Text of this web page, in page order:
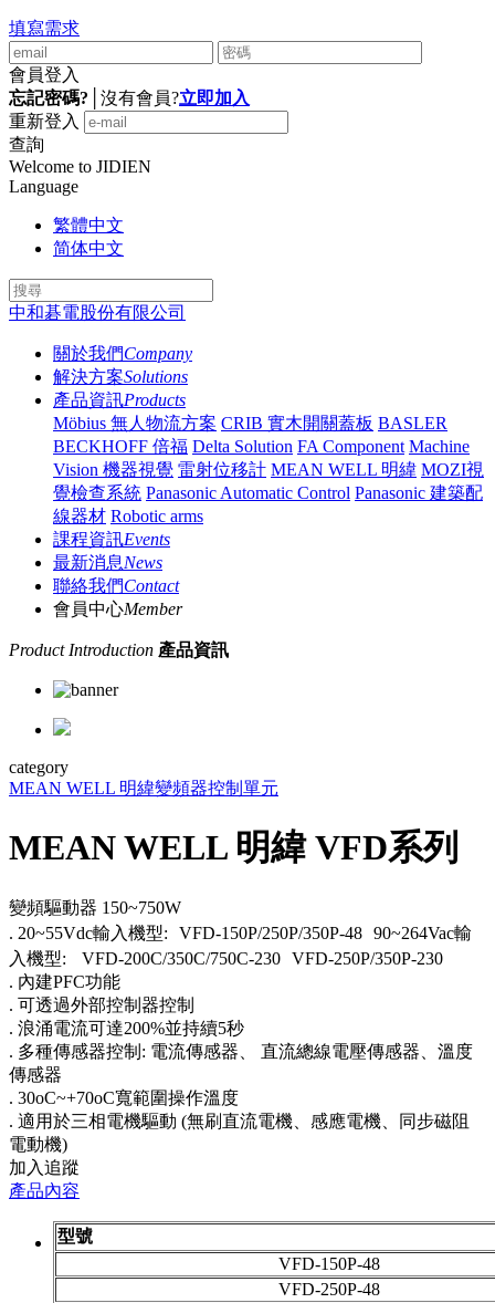
填寫需求
會員登入
忘記密碼?
沒有會員?立即加入
重新登入
查詢
Welcome to JIDIEN
Language
繁體中文
简体中文
中和碁電股份有限公司
關於我們Company
解決方案Solutions
產品資訊Products
Möbius 無人物流方案 CRIB 實木開關蓋板 BASLER
BECKHOFF 倍福 Delta Solution FA Component Machine
Vision 機器視覺 雷射位移計 MEAN WELL 明緯 MOZI視
覺檢查系統 Panasonic Automatic Control Panasonic 建築配
線器材 Robotic arms
課程資訊Events
最新消息News
聯絡我們Contact
會員中心Member
Product Introduction 產品資訊
category
MEAN WELL 明緯變頻器控制單元
MEAN WELL 明緯 VFD系列
變頻驅動器 150~750W
. 20~55Vdc輸入機型: VFD-150P/250P/350P-48 90~264Vac輸
入機型: VFD-200C/350C/750C-230 VFD-250P/350P-230
. 內建PFC功能
. 可透過外部控制器控制
. 浪涌電流可達200%並持續5秒
. 多種傳感器控制: 電流傳感器、 直流總線電壓傳感器、溫度
傳感器
. 30oC~+70oC寬範圍操作溫度
. 適用於三相電機驅動 (無刷直流電機、感應電機、同步磁阻
電動機)
加入追蹤
產品內容
型號
VFD-150P-48
VFD-250P-48